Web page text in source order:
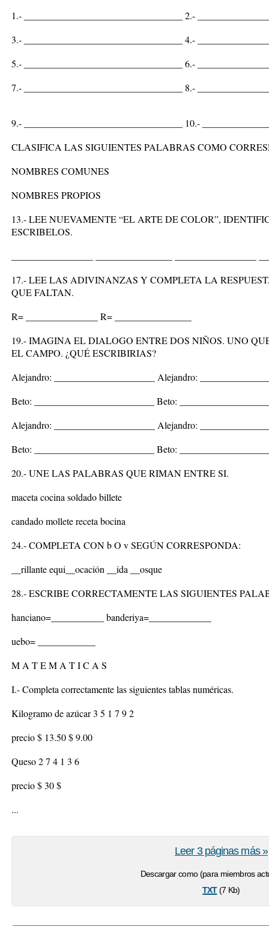
1.- _________________________________ 2.-
3.- _________________________________ 4.-
5.- _________________________________ 6.-
7.- _________________________________ 8.-
9.- _________________________________ 10.-
CLASIFICA LAS SIGUIENTES PALABRAS COMO
NOMBRES COMUNES
NOMBRES PROPIOS
13.- LEE NUEVAMENTE “EL ARTE DE COLOR”,
ESCRIBELOS.
17.- LEE LAS ADIVINANZAS Y COMPLETA LA
QUE FALTAN.
R= _______________ R= ________________
19.- IMAGINA EL DIALOGO ENTRE DOS NIÑOS. UNO
EL CAMPO. ¿QUÉ ESCRIBIRIAS?
Alejandro: _____________________ Alejandro:
Beto: _________________________ Beto:
Alejandro: _____________________ Alejandro:
Beto: _________________________ Beto:
20.- UNE LAS PALABRAS QUE RIMAN ENTRE SI.
maceta cocina soldado billete
candado mollete receta bocina
24.- COMPLETA CON b O v SEGÚN CORRESPONDA:
__rillante equi__ocación __ida __osque
28.- ESCRIBE CORRECTAMENTE LAS SIGUIENTES
hanciano=___________ banderiya=_____________
uebo= ____________
M A T E M A T I C A S
I.- Completa correctamente las siguientes tablas numéricas.
Kilogramo de azúcar 3 5 1 7 9 2
precio $ 13.50 $ 9.00
Queso 2 7 4 1 3 6
precio $ 30 $
...
Descargar como (para miembros
txt(7 Kb)
Leer 3 páginas más »